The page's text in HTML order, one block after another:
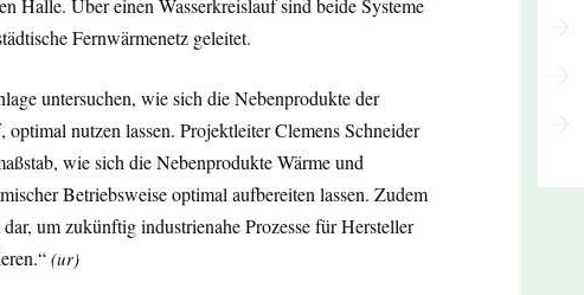
Halle. Über einen Wasserkreislauf sind beide Systeme
Fernwärmenetz geleitet.
untersuchen, wie sich die Nebenprodukte der
nutzen lassen. Projektleiter Clemens Schneider
wie sich die Nebenprodukte Wärme und
Betriebsweise optimal aufbereiten lassen. Zudem
um zukünftig industrienahe Prozesse für Hersteller
(ur)